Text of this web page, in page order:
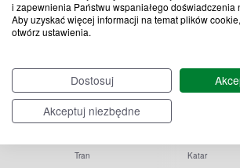
i zapewnienia Państwu wspaniałego doświadczenia
Aby uzyskać więcej informacji na temat plików
otwórz ustawienia.
Dostosuj
Akceptuj niezbędne
Popularne zapytania
Witamina D
Witamina C
Tran
Katar